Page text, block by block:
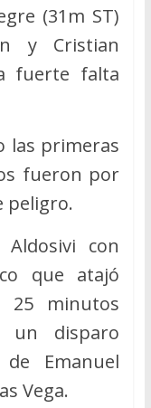
(31m ST)
y Cristian
fuerte falta
las primeras
fueron por
peligro.
con
que atajó
25 minutos
un disparo
Emanuel
Vega.